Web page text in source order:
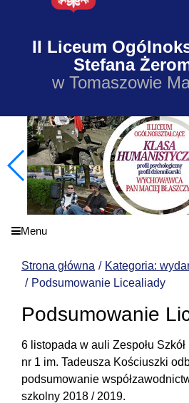
II Liceum
Stefana
w Tomaszowie
Menu
Strona główna
Kategoria:
Podsumowanie Licealiady
Podsumowanie
6 listopada w auli Zespołu
nr 1 im. Tadeusza Kościuszki
podsumowanie
szkolny 2018 / 2019.